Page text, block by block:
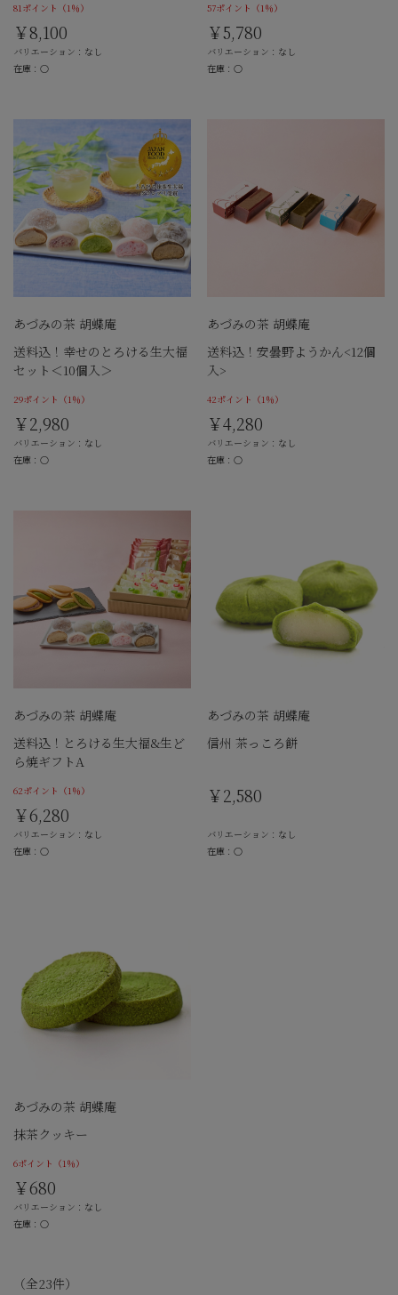
81ポイント （1％）
￥8,100
バリエーション：なし
在庫：○
57ポイント （1％）
￥5,780
バリエーション：なし
在庫：○
あづみの茶 胡蝶庵
送料込！幸せのとろける生大福
セット＜10個入＞
29ポイント （1％）
￥2,980
バリエーション：なし
在庫：○
あづみの茶 胡蝶庵
送料込！安曇野ようかん<12個
入>
42ポイント （1％）
￥4,280
バリエーション：なし
在庫：○
あづみの茶 胡蝶庵
送料込！とろける生大福&生ど
ら焼ギフトA
62ポイント （1％）
￥6,280
バリエーション：なし
在庫：○
あづみの茶 胡蝶庵
信州 茶っころ餅
￥2,580
バリエーション：なし
在庫：○
あづみの茶 胡蝶庵
抹茶クッキー
6ポイント （1％）
￥680
バリエーション：なし
在庫：○
（全23件）